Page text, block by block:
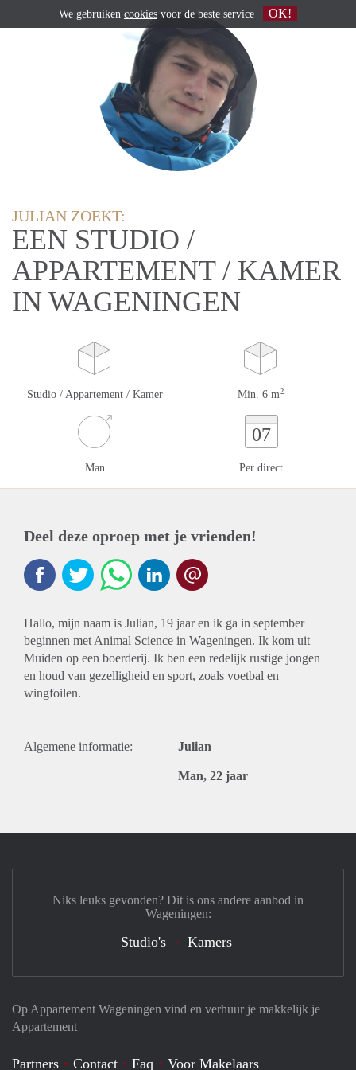
JULIAN ZOEKT:
EEN STUDIO /
APPARTEMENT / KAMER
IN WAGENINGEN
Studio / Appartement / Kamer Min. 6 m2
Man
07
Per direct
Deel deze oproep met je vrienden!
Hallo, mijn naam is Julian, 19 jaar en ik ga in september
beginnen met Animal Science in Wageningen. Ik kom uit
Muiden op een boerderij. Ik ben een redelijk rustige jongen
en houd van gezelligheid en sport, zoals voetbal en
wingfoilen.
Algemene informatie: Julian
Man, 22 jaar
Op Appartement Wageningen vind en verhuur je makkelijk je
Appartement
Partners Contact Faq Voor Makelaars
Niks leuks gevonden? Dit is ons andere aanbod in
Wageningen:
Studio's Kamers
We gebruiken cookies voor de beste service OK!